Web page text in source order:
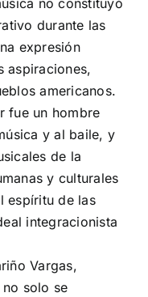
no constituyó
durante las
expresión
aspiraciones,
americanos.
fue un hombre
y al baile, y
de la
y culturales
espíritu de las
integracionista
Vargas,
solo se